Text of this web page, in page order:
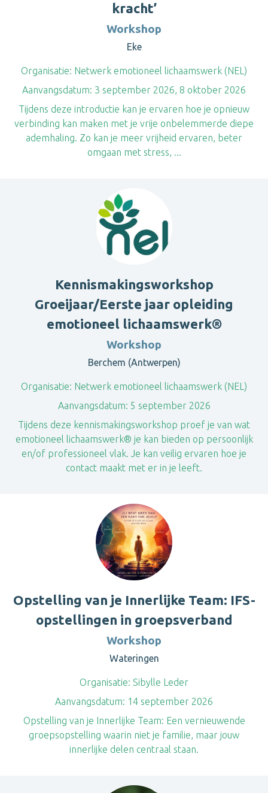
kracht’
Workshop
Eke
Organisatie: Netwerk emotioneel lichaamswerk (NEL)
Aanvangsdatum: 3 september 2026, 8 oktober 2026
Tijdens deze introductie kan je ervaren hoe je opnieuw
verbinding kan maken met je vrije onbelemmerde diepe
ademhaling. Zo kan je meer vrijheid ervaren, beter
omgaan met stress, ...
Kennismakingsworkshop
Groeijaar/Eerste jaar opleiding
emotioneel lichaamswerk®
Workshop
Berchem (Antwerpen)
Organisatie: Netwerk emotioneel lichaamswerk (NEL)
Aanvangsdatum: 5 september 2026
Tijdens deze kennismakingsworkshop proef je van wat
emotioneel lichaamswerk® je kan bieden op persoonlijk
en/of professioneel vlak. Je kan veilig ervaren hoe je
contact maakt met er in je leeft.
Opstelling van je Innerlijke Team: IFS-
opstellingen in groepsverband
Workshop
Wateringen
Organisatie: Sibylle Leder
Aanvangsdatum: 14 september 2026
Opstelling van je Innerlijke Team: Een vernieuwende
groepsopstelling waarin niet je familie, maar jouw
innerlijke delen centraal staan.